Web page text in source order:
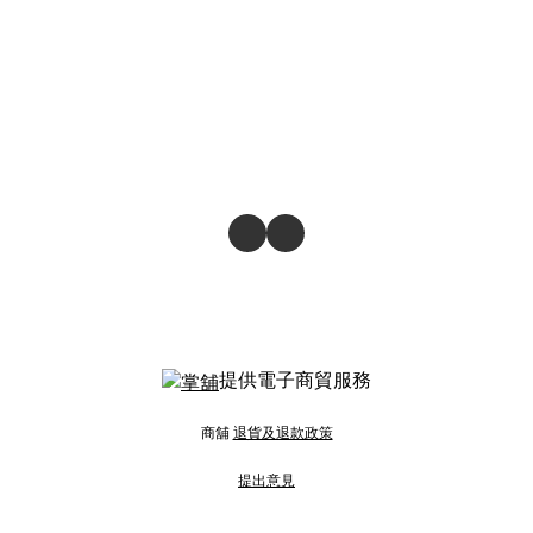
提供電子商貿服務
商舖 退貨及退款政策
提出意見